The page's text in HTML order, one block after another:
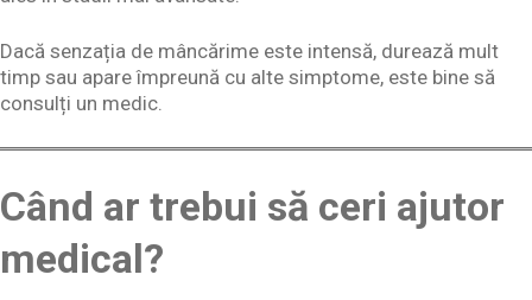
Dacă senzația de mâncărime este intensă, durează mult
timp sau apare împreună cu alte simptome, este bine să
consulți un medic.
Când ar trebui să ceri ajutor
medical?